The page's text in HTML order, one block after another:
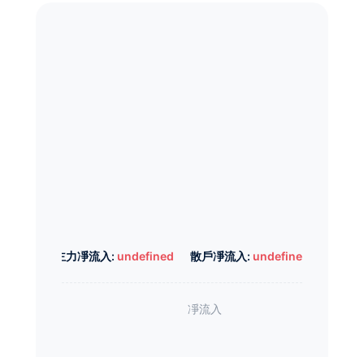
主力凈流入: undefined 散戶凈流入: undefined